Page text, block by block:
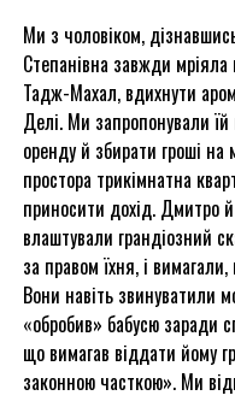
Ми з чоловіком,
Степанівна завжди
Тадж-Махал, вдихнути
Делі. Ми запропонували їй
оренду й збирати гроші на
простора трикімнатна
приносити дохід. Дмитро
влаштували грандіозний
за правом їхня, і
Вони навіть звинуватили
«обробив» бабусю заради
що вимагав віддати йому
законною часткою». Ми